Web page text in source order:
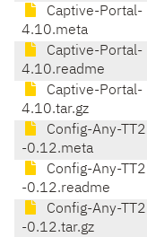
Captive-Portal-
4.10.meta
Captive-Portal-
4.10.readme
Captive-Portal-
4.10.tar.gz
Config-Any-TT2
-0.12.meta
Config-Any-TT2
-0.12.readme
Config-Any-TT2
-0.12.tar.gz